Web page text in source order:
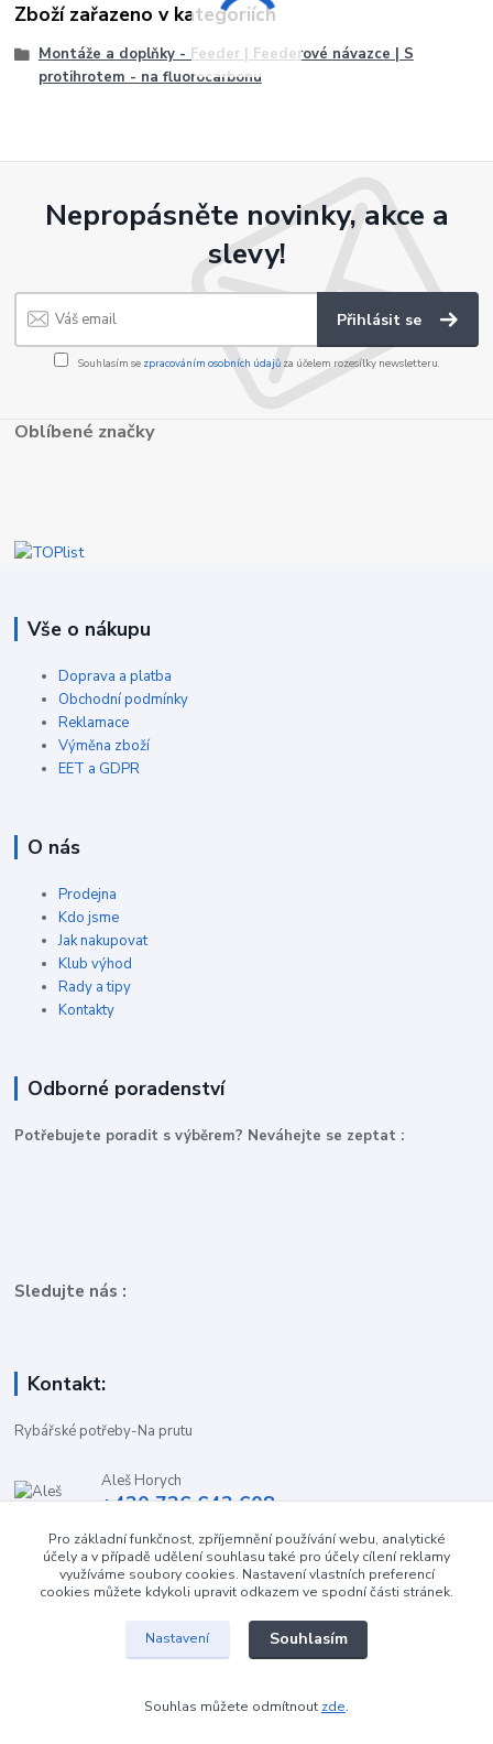
Zboží zařazeno v kategoriích
Montáže a doplňky - Feeder | Feederové návazce | S
protihrotem - na fluorocarbonu
Nepropásněte novinky, akce a
slevy!
Přihlásit se
Souhlasím se zpracováním osobních údajůza účelem rozesílky newsletteru.
Oblíbené značky
Vše o nákupu
Doprava a platba
Obchodní podmínky
Reklamace
Výměna zboží
EET a GDPR
O nás
Prodejna
Kdo jsme
Jak nakupovat
Klub výhod
Rady a tipy
Kontakty
Odborné poradenství
Potřebujete poradit s výběrem? Neváhejte se zeptat :
Sledujte nás :
Kontakt:
Rybářské potřeby-Na prutu
Aleš Horych
+420 736 642 608
obchod-naprutu@seznam.cz
Pro základní funkčnost, zpříjemnění používání webu, analytické
účely a v případě udělení souhlasu také pro účely cílení reklamy
využíváme soubory cookies. Nastavení vlastních preferencí
cookies můžete kdykoli upravit odkazem ve spodní části stránek.
Nastavení Souhlasím
Souhlas můžete odmítnout zde.